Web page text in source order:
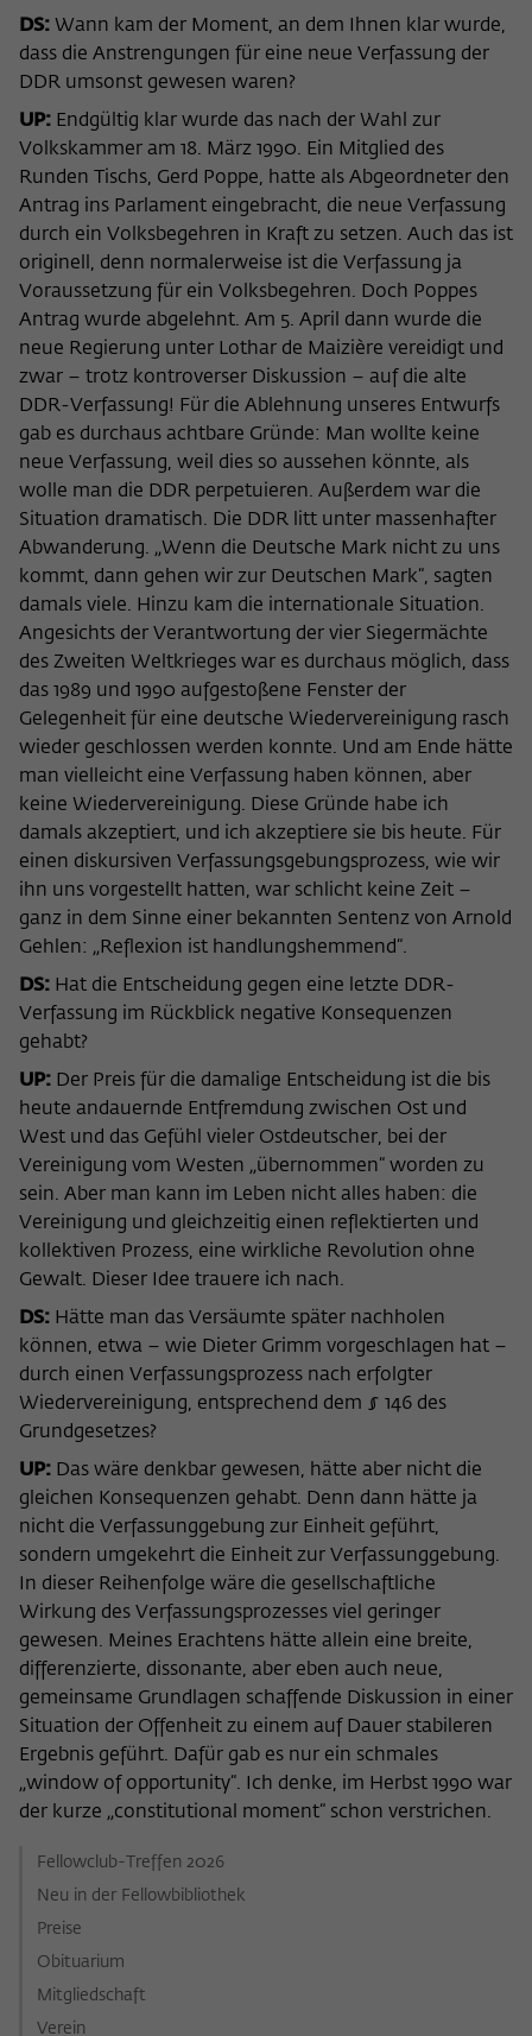
DS: Wann kam der Moment, an dem Ihnen klar wurde,
dass die Anstrengungen für eine neue Verfassung der
DDR umsonst gewesen waren?
UP: Endgültig klar wurde das nach der Wahl zur
Volkskammer am 18. März 1990. Ein Mitglied des
Runden Tischs, Gerd Poppe, hatte als Abgeordneter den
Antrag ins Parlament eingebracht, die neue Verfassung
durch ein Volksbegehren in Kraft zu setzen. Auch das ist
originell, denn normalerweise ist die Verfassung ja
Voraussetzung für ein Volksbegehren. Doch Poppes
Antrag wurde abgelehnt. Am 5. April dann wurde die
neue Regierung unter Lothar de Maizière vereidigt und
zwar – trotz kontroverser Diskussion – auf die alte
DDR-Verfassung! Für die Ablehnung unseres Entwurfs
gab es durchaus achtbare Gründe: Man wollte keine
neue Verfassung, weil dies so aussehen könnte, als
wolle man die DDR perpetuieren. Außerdem war die
Situation dramatisch. Die DDR litt unter massenhafter
Abwanderung. „Wenn die Deutsche Mark nicht zu uns
kommt, dann gehen wir zur Deutschen Mark“, sagten
damals viele. Hinzu kam die internationale Situation.
Angesichts der Verantwortung der vier Siegermächte
des Zweiten Weltkrieges war es durchaus möglich, dass
das 1989 und 1990 aufgestoßene Fenster der
Gelegenheit für eine deutsche Wiedervereinigung rasch
wieder geschlossen werden konnte. Und am Ende hätte
man vielleicht eine Verfassung haben können, aber
keine Wiedervereinigung. Diese Gründe habe ich
damals akzeptiert, und ich akzeptiere sie bis heute. Für
einen diskursiven Verfassungsgebungsprozess, wie wir
ihn uns vorgestellt hatten, war schlicht keine Zeit –
ganz in dem Sinne einer bekannten Sentenz von Arnold
Gehlen: „Reflexion ist handlungshemmend“.
DS: Hat die Entscheidung gegen eine letzte DDR-
Verfassung im Rückblick negative Konsequenzen
gehabt?
UP: Der Preis für die damalige Entscheidung ist die bis
heute andauernde Entfremdung zwischen Ost und
West und das Gefühl vieler Ostdeutscher, bei der
Vereinigung vom Westen „übernommen“ worden zu
sein. Aber man kann im Leben nicht alles haben: die
Vereinigung und gleichzeitig einen reflektierten und
kollektiven Prozess, eine wirkliche Revolution ohne
Gewalt. Dieser Idee trauere ich nach.
DS: Hätte man das Versäumte später nachholen
können, etwa – wie Dieter Grimm vorgeschlagen hat –
durch einen Verfassungsprozess nach erfolgter
Wiedervereinigung, entsprechend dem § 146 des
Grundgesetzes?
UP: Das wäre denkbar gewesen, hätte aber nicht die
gleichen Konsequenzen gehabt. Denn dann hätte ja
nicht die Verfassunggebung zur Einheit geführt,
sondern umgekehrt die Einheit zur Verfassunggebung.
In dieser Reihenfolge wäre die gesellschaftliche
Wirkung des Verfassungsprozesses viel geringer
gewesen. Meines Erachtens hätte allein eine breite,
differenzierte, dissonante, aber eben auch neue,
gemeinsame Grundlagen schaffende Diskussion in einer
Situation der Offenheit zu einem auf Dauer stabileren
Ergebnis geführt. Dafür gab es nur ein schmales
„window of opportunity“. Ich denke, im Herbst 1990 war
der kurze „constitutional moment“ schon verstrichen.
Fellowclub-Treffen 2026
Neu in der Fellowbibliothek
Preise
Obituarium
Mitgliedschaft
Verein